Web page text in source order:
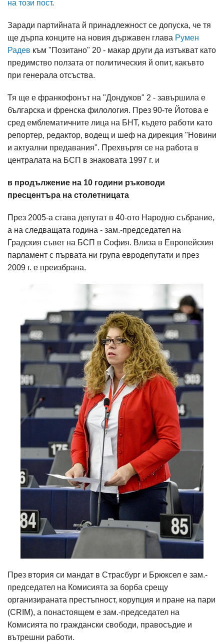
на този пост.
Заради партийната й принадлежност се допуска, че тя
ще дърпа конците на новия държавен глава Румен
Радев към "Позитано" 20 - макар други да изтъкват като
предимство ползата от политическия й опит, какъвто
при генерала отсъства.
Тя ще е франкофонът на "Дондуков" 2 - завършила е
българска и френска филология. През 90-те Йотова е
сред емблематичните лица на БНТ, където работи като
репортер, редактор, водещ и шеф на дирекция "Новини
и актуални предавания". Прехвърля се на работа в
централата на БСП в знаковата 1997 г. и
в продължение на 10 години ръководи
пресцентъра на столетницата
През 2005-а става депутат в 40-ото Народно събрание,
а на следващата година - зам.-председател на
Градския съвет на БСП в София. Влиза в Европейския
парламент с първата ни група евродепутати и през
2009 г. е преизбрана.
През втория си мандат в Страсбург и Брюксел е зам.-
председател на Комисията за борба срещу
организираната престъпност, корупция и пране на пари
(CRIM), а понастоящем е зам.-председател на
Комисията по граждански свободи, правосъдие и
вътрешни работи.